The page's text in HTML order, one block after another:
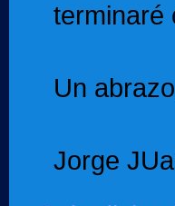
terminaré
Un
Jorge